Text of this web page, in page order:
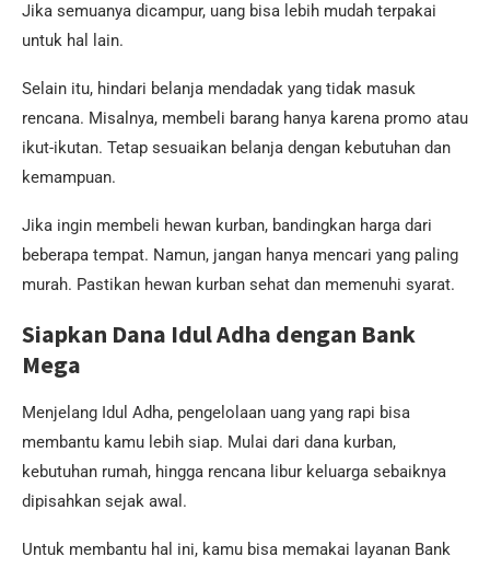
Jika semuanya dicampur, uang bisa lebih mudah terpakai
untuk hal lain.
Selain itu, hindari belanja mendadak yang tidak masuk
rencana. Misalnya, membeli barang hanya karena promo atau
ikut-ikutan. Tetap sesuaikan belanja dengan kebutuhan dan
kemampuan.
Jika ingin membeli hewan kurban, bandingkan harga dari
beberapa tempat. Namun, jangan hanya mencari yang paling
murah. Pastikan hewan kurban sehat dan memenuhi syarat.
Siapkan Dana Idul Adha dengan Bank
Mega
Menjelang Idul Adha, pengelolaan uang yang rapi bisa
membantu kamu lebih siap. Mulai dari dana kurban,
kebutuhan rumah, hingga rencana libur keluarga sebaiknya
dipisahkan sejak awal.
Untuk membantu hal ini, kamu bisa memakai layanan Bank